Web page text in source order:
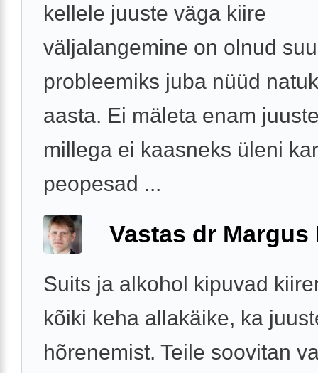
kellele juuste väga kiire
väljalangemine on olnud
probleemiks juba nüüd
aasta. Ei mäleta enam
millega ei kaasneks üleni
peopesad ...
Vastas dr Margus
Suits ja alkohol kipuvad
kõiki keha allakäike, ka
hõrenemist. Teile soovitan